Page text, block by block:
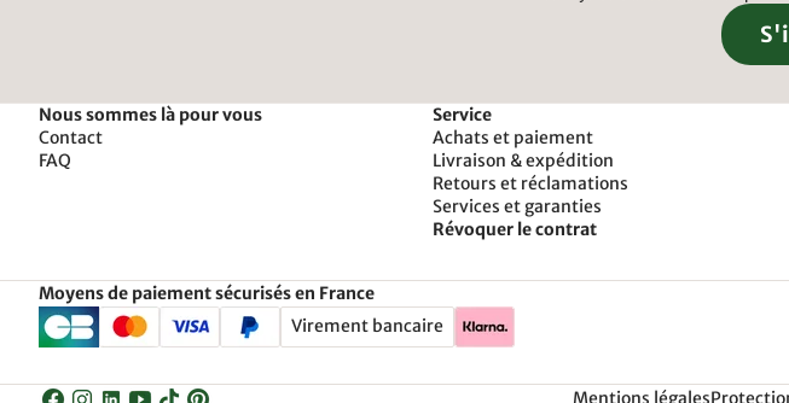
Nous sommes là pour vous
Contact
FAQ
Service
Achats et paiement
Livraison & expédition
Retours et réclamations
Services et garanties
Révoquer le contrat
Moyens de paiement sécurisés en France
Virement bancaire
Mentions légales